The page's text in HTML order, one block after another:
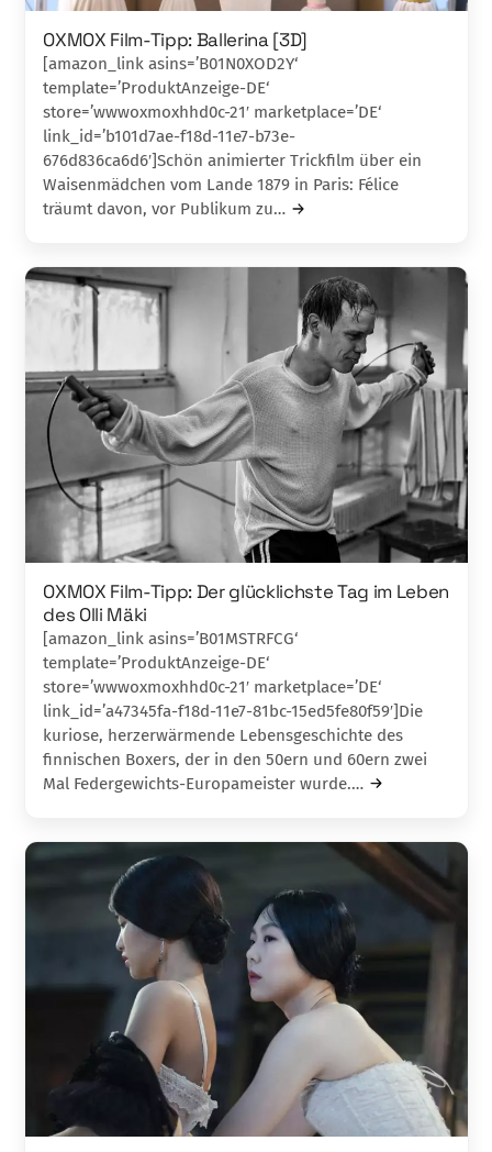
OXMOX Film-Tipp: Ballerina [3D]
[amazon_link asins=’B01N0XOD2Y‘
template=’ProduktAnzeige-DE‘
store=’wwwoxmoxhhd0c-21′ marketplace=’DE‘
link_id=’b101d7ae-f18d-11e7-b73e-
676d836ca6d6′]Schön animierter Trickfilm über ein
Waisenmäd­chen vom Lande 1879 in Paris: Félice
träumt davon, vor Publikum zu…
OXMOX Film-Tipp: Der glücklichste Tag im Leben
des Olli Mäki
[amazon_link asins=’B01MSTRFCG‘
template=’ProduktAnzeige-DE‘
store=’wwwoxmoxhhd0c-21′ marketplace=’DE‘
link_id=’a47345fa-f18d-11e7-81bc-15ed5fe80f59′]Die
kuriose, herzerwärmende Lebensgeschichte des
finnischen Boxers, der in den 50ern und 60ern zwei
Mal Federgewichts-Europameister wurde.…